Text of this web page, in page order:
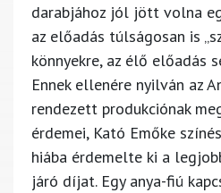
darabjához jól jött volna
az előadás túlságosan is
könnyekre, az élő előadás
Ennek ellenére nyilván az
rendezett produkciónak
érdemei, Kató Emőke
hiába érdemelte ki a
járó díjat. Egy anya-fiú